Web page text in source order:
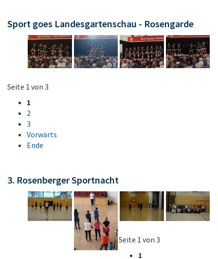
Sport goes Landesgartenschau - Rosengarde
Seite 1 von 3
1
2
3
Vorwärts
Ende
3. Rosenberger Sportnacht
Seite 1 von 3
1